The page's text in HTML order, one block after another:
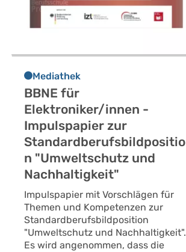
Mediathek
BBNE für
Elektroniker/innen -
Impulspapier zur
Standardberufsbildpositio
n "Umweltschutz und
Nachhaltigkeit"
Impulspapier mit Vorschlägen für
Themen und Kompetenzen zur
Standardberufsbildposition
"Umweltschutz und Nachhaltigkeit".
Es wird angenommen, dass die